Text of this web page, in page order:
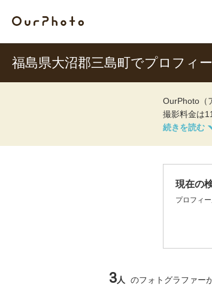
福島県大沼郡三島町でプロフィ
OurPhoto（
撮影料金は
現在の
プロフィ
3人 のフォトグラファー